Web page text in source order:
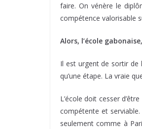
faire. On vénère le
compétence valorisable
Alors, l’école
Il est urgent de sortir de
qu’une étape. La vraie
L’école doit cesser
compétente et
seulement comme à